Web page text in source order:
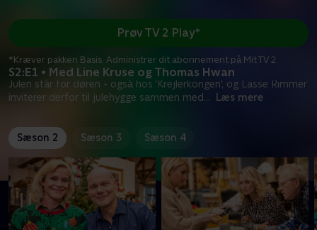
S2:E1 • Med Line Kruse og Thomas Hwan
Julen står for døren - også hos 'Krejlerkongen', og Lasse Rimmer
inviterer derfor til julehygge sammen med... Læs mere
Prøv TV 2 Play*
*Kræver pakken Basis. Administrer dit abonnement på Mit TV 2.
Sæson 2 Sæson 3 Sæson 4